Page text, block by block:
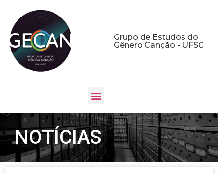
Grupo de Estudos do
Gênero Canção - UFSC
NOTÍCIAS